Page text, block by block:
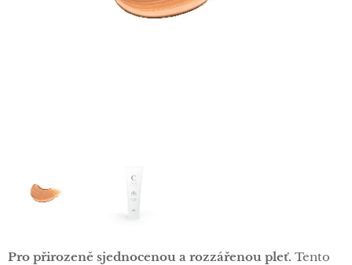
Pro přirozeně sjednocenou a rozzářenou pleť. Tento